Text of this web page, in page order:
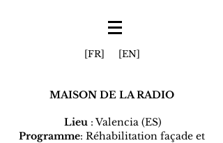
[FR] [EN]
MAISON DE LA RADIO
Lieu : Valencia (ES)
Programme: Réhabilitation façade et